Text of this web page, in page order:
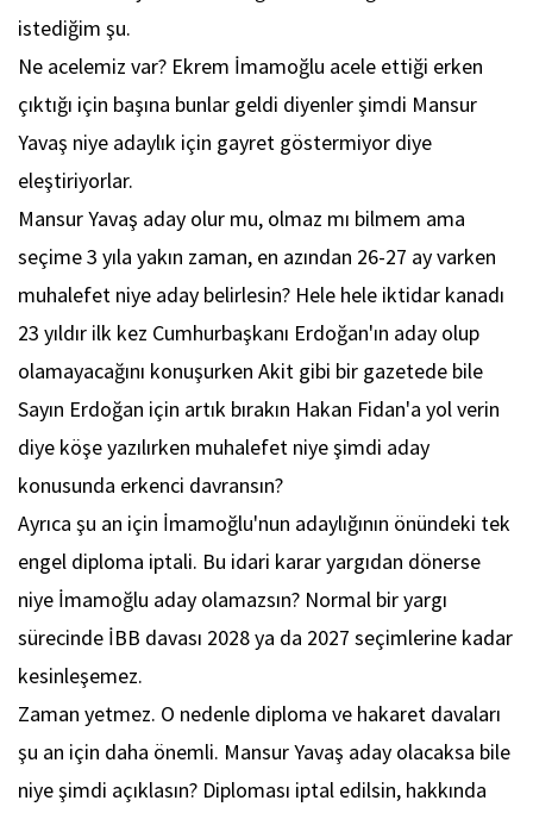
istediğim şu.
Ne acelemiz var? Ekrem İmamoğlu acele ettiği erken
çıktığı için başına bunlar geldi diyenler şimdi Mansur
Yavaş niye adaylık için gayret göstermiyor diye
eleştiriyorlar.
Mansur Yavaş aday olur mu, olmaz mı bilmem ama
seçime 3 yıla yakın zaman, en azından 26-27 ay varken
muhalefet niye aday belirlesin? Hele hele iktidar kanadı
23 yıldır ilk kez Cumhurbaşkanı Erdoğan'ın aday olup
olamayacağını konuşurken Akit gibi bir gazetede bile
Sayın Erdoğan için artık bırakın Hakan Fidan'a yol verin
diye köşe yazılırken muhalefet niye şimdi aday
konusunda erkenci davransın?
Ayrıca şu an için İmamoğlu'nun adaylığının önündeki tek
engel diploma iptali. Bu idari karar yargıdan dönerse
niye İmamoğlu aday olamazsın? Normal bir yargı
sürecinde İBB davası 2028 ya da 2027 seçimlerine kadar
kesinleşemez.
Zaman yetmez. O nedenle diploma ve hakaret davaları
şu an için daha önemli. Mansur Yavaş aday olacaksa bile
niye şimdi açıklasın? Diploması iptal edilsin, hakkında